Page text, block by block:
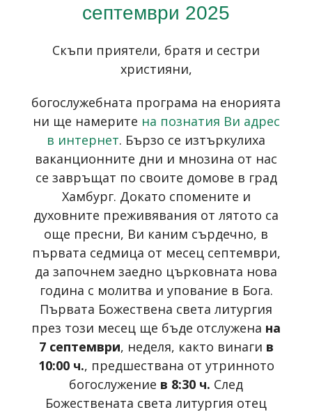
септември 2025
Скъпи приятели, братя и сестри
християни,
богослужебната програма на енорията
ни ще намерите на познатия Ви адрес
в интернет. Бързо се изтъркулиха
ваканционните дни и мнозина от нас
се завръщат по своите домове в град
Хамбург. Докато спомените и
духовните преживявания от лятото са
още пресни, Ви каним сърдечно, в
първата седмица от месец септември,
да започнем заедно църковната нова
година с молитва и упование в Бога.
Първата Божествена света литургия
през този месец ще бъде отслужена на
7 септември, неделя, както винаги в
10:00 ч., предшествана от утринното
богослужение в 8:30 ч. След
Божествената света литургия отец